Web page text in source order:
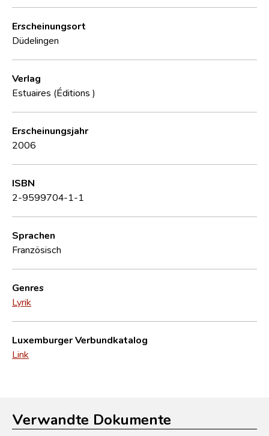
Erscheinungsort
Düdelingen
Verlag
Estuaires (Éditions )
Erscheinungsjahr
2006
ISBN
2-9599704-1-1
Sprachen
Französisch
Genres
Lyrik
Luxemburger Verbundkatalog
Link
Verwandte Dokumente